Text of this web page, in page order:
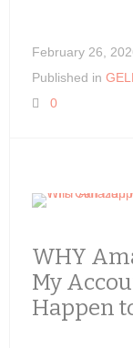
February 26,
Published in
0
WHY
My
Happen